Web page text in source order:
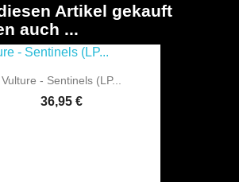
Artikel gekauft
auch ...
Vulture - Sentinels (LP...
36,95 €